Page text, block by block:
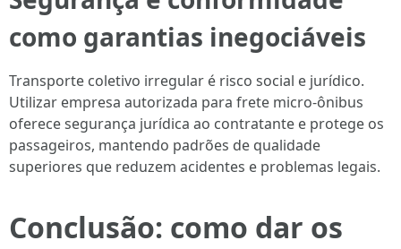
como garantias inegociáveis
Transporte coletivo irregular é risco social e jurídico.
Utilizar empresa autorizada para frete micro-ônibus
oferece segurança jurídica ao contratante e protege os
passageiros, mantendo padrões de qualidade
superiores que reduzem acidentes e problemas legais.
Conclusão: como dar os